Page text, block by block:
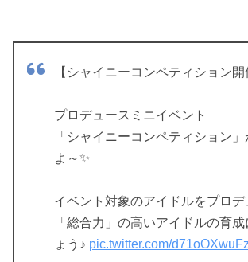
【シャイニーコンペティション開
プロデュースミニイベント
「シャイニーコンペティション
よ～✨
イベント対象のアイドルをプロデ
「総合力」の高いアイドルの育
ょう♪ pic.twitter.com/d71oOXwuFz